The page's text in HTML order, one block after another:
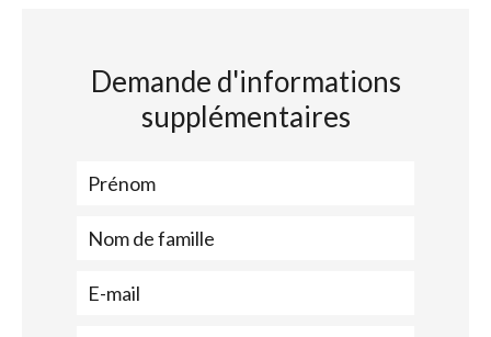
Demande d'informations
supplémentaires